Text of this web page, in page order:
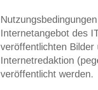
Internetangebot des
veröffentlichten
Internetredaktion
veröffentlicht werden.